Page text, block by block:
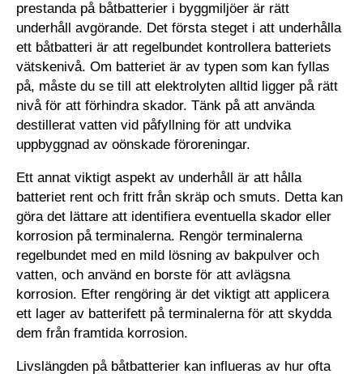
prestanda på båtbatterier i byggmiljöer är rätt
underhåll avgörande. Det första steget i att underhålla
ett båtbatteri är att regelbundet kontrollera batteriets
vätskenivå. Om batteriet är av typen som kan fyllas
på, måste du se till att elektrolyten alltid ligger på rätt
nivå för att förhindra skador. Tänk på att använda
destillerat vatten vid påfyllning för att undvika
uppbyggnad av oönskade föroreningar.
Ett annat viktigt aspekt av underhåll är att hålla
batteriet rent och fritt från skräp och smuts. Detta kan
göra det lättare att identifiera eventuella skador eller
korrosion på terminalerna. Rengör terminalerna
regelbundet med en mild lösning av bakpulver och
vatten, och använd en borste för att avlägsna
korrosion. Efter rengöring är det viktigt att applicera
ett lager av batterifett på terminalerna för att skydda
dem från framtida korrosion.
Livslängden på båtbatterier kan influeras av hur ofta